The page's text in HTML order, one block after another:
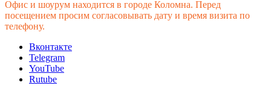
Офис и шоурум находится в городе Коломна. Перед
посещением просим согласовывать дату и время визита по
телефону.
Вконтакте
Telegram
YouTube
Rutube